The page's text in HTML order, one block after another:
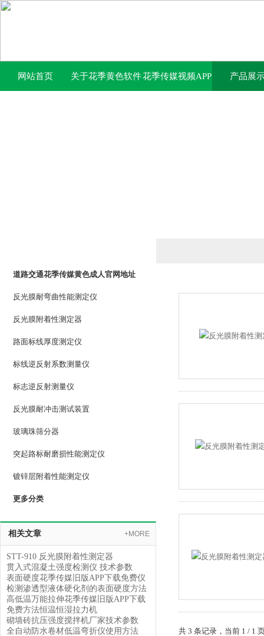
网站首页 关于花季黄色软件花季传媒视频APP 产品展
道路交通花季传媒黄色成人官网地址
反光膜耐弯曲性能测定仪
反光膜附着性测定器
路面标线厚度测定仪
标线逆反射系数测量仪
标志逆反射测量仪
反光膜耐冲击测试装置
玻璃珠筛分器
突起路标耐磨损性能测定仪
镀锌层附着性能测定仪
更多分类
相关文章 +MORE
STT-910 反光膜附着性测定器
贯入式混凝土强度检测仪 技术参数
表面硬度花季传媒旧版APP下载免费仪
检测渗透型液体硬化剂的表面硬度方法
高低温万能拉伸花季传媒旧版APP下载
免费方法恒温恒湿拉力机
砌墙砖抗压强度搅拌机厂家技术参数
全自动防水卷材低温弯折仪使用方法
共 3 条记录，当前 1